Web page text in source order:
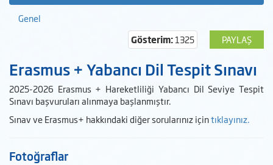
Genel
PAYLAŞ
Gösterim:1325
Erasmus + Yabancı Dil Tespit Sınavı
2025-2026 Erasmus + Hareketliliği Yabancı Dil Seviye Tespit
Sınavı başvuruları alınmaya başlanmıştır.
Sınav ve Erasmus+ hakkındaki diğer sorularınız içintıklayınız.
Fotoğraflar